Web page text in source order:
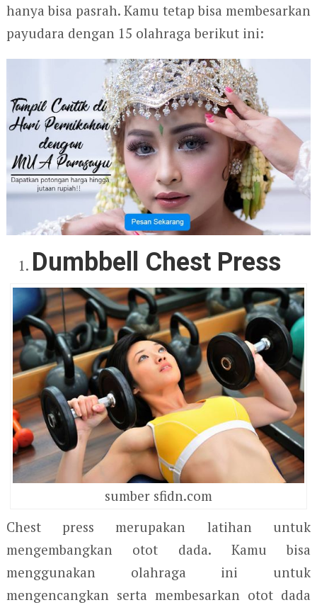
hanya bisa pasrah. Kamu tetap bisa membesarkan
payudara dengan 15 olahraga berikut ini:
Dumbbell Chest Press
sumber sfidn.com
Chest press merupakan latihan untuk
mengembangkan otot dada. Kamu bisa
menggunakan olahraga ini untuk
mengencangkan serta membesarkan otot dada